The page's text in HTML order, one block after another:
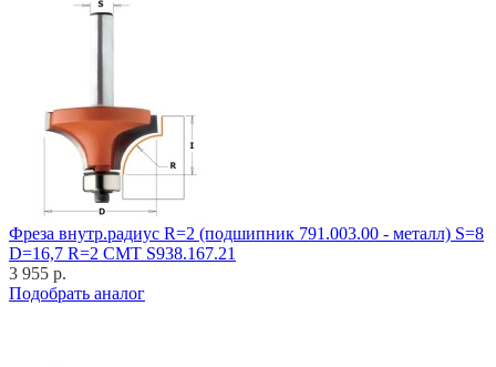
Фреза внутр.радиус R=2 (подшипник 791.003.00 - металл) S=8
D=16,7 R=2 CMT S938.167.21
3 955 р.
Подобрать аналог